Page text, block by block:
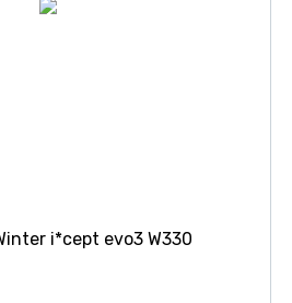
i*cept evo3 W330